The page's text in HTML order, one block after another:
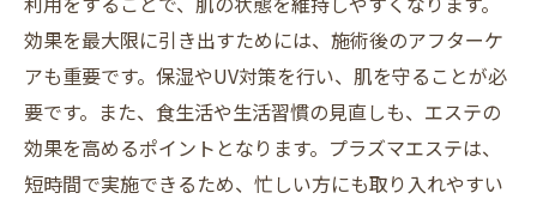
効果を最大限に引き出すためには、施術後のアフターケ
アも重要です。保湿やUV対策を行い、肌を守ることが必
要です。また、食生活や生活習慣の見直しも、エステの
効果を高めるポイントとなります。プラズマエステは、
短時間で実施できるため、忙しい方にも取り入れやすい